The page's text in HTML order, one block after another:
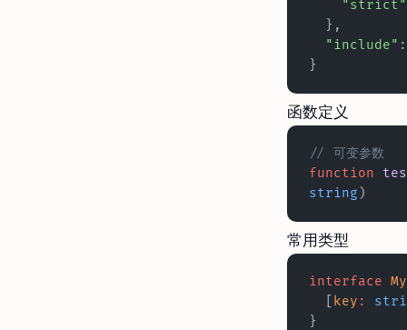
    "strict"
  },
  "include"
}
函数定义
// 可变参数
function
string )
常用类型
interface
key :
}